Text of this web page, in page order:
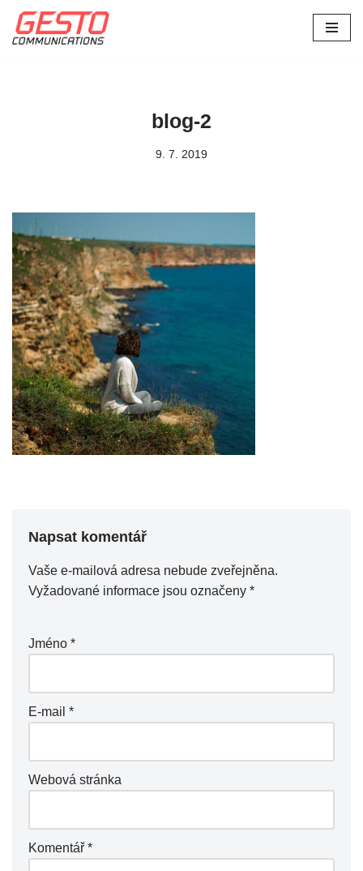
Přeskočit
blog-2
9. 7. 2019
Napsat komentář
Vaše e-mailová adresa nebude zveřejněna.
Vyžadované informace jsou označeny *
Jméno *
E-mail *
Webová stránka
Komentář *